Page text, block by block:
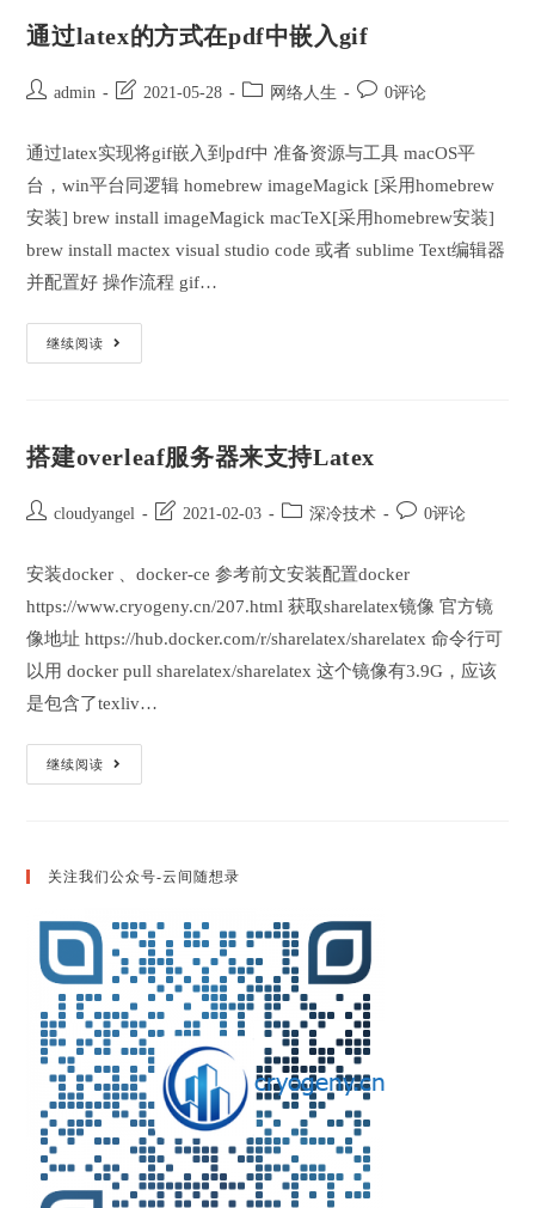
到
成
中
通过latex的方式在pdf中嵌入gif
Postadmin
Post
modified:
2021-05-28
Post 网络人生
Post0评论
通过latex实现将gif嵌入到pdf中 准备资源与工具 macOS平
台，win平台同逻辑 homebrew imageMagick [采用homebrew
安装] brew install imageMagick macTeX[采用homebrew安装]
brew install mactex visual studio code 或者 sublime Text编辑器
并配置好 操作流程 gif…
继续阅读
通
过
Pdf
入
Gif
搭建overleaf服务器来支持Latex
Postcloudyangel
Post 2021-02-03
Post深冷技术
Post0评论
安装docker 、docker-ce 参考前文安装配置docker
https://www.cryogeny.cn/207.html 获取sharelatex镜像 官方镜
像地址 https://hub.docker.com/r/sharelatex/sharelatex 命令行可
以用 docker pull sharelatex/sharelatex 这个镜像有3.9G，应该
是包含了texliv…
继续阅读
搭
建
支
关注我们公众号-云间随想录